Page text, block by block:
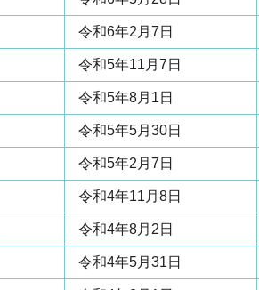
令和6年2月7日
令和5年11月7日
令和5年8月1日
令和5年5月30日
令和5年2月7日
令和4年11月8日
令和4年8月2日
令和4年5月31日